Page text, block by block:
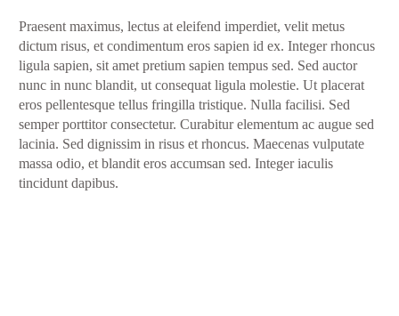
Praesent maximus, lectus at eleifend imperdiet, velit metus
dictum risus, et condimentum eros sapien id ex. Integer rhoncus
ligula sapien, sit amet pretium sapien tempus sed. Sed auctor
nunc in nunc blandit, ut consequat ligula molestie. Ut placerat
eros pellentesque tellus fringilla tristique. Nulla facilisi. Sed
semper porttitor consectetur. Curabitur elementum ac augue sed
lacinia. Sed dignissim in risus et rhoncus. Maecenas vulputate
massa odio, et blandit eros accumsan sed. Integer iaculis
tincidunt dapibus.